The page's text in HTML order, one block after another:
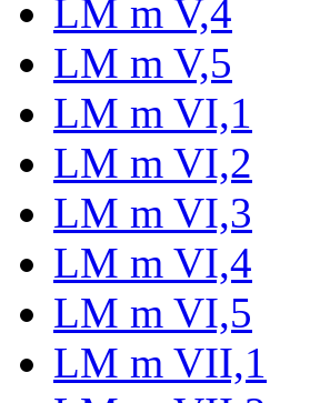
LM m V,4
LM m V,5
LM m VI,1
LM m VI,2
LM m VI,3
LM m VI,4
LM m VI,5
LM m VII,1